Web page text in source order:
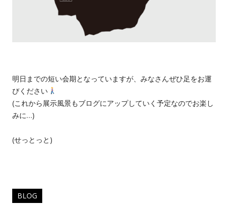
明日までの短い会期となっていますが、みなさんぜひ足をお運
びください
(これから展示風景もブログにアップしていく予定なのでお楽し
みに…)
(せっとっと)
BLOG